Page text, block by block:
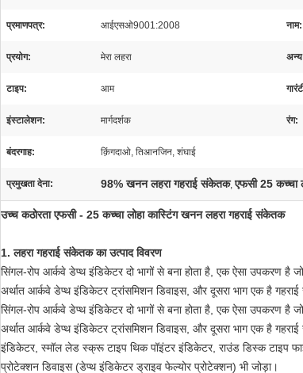
प्रमाणपत्र: आईएसओ9001:2008 नाम:
प्रयोग: मेरा लहरा अन्य
टाइप: आम
इंस्टालेशन: मार्गदर्शक रंग:
बंदरगाह: क़िंगदाओ, तिआनजिन, शंघाई
प्रमुखता देना: 98% खनन लहरा गहराई संकेतक,एफसी 25 कच्चा
उच्च कठोरता एफसी - 25 कच्चा लोहा कास्टिंग खनन लहरा गहराई संकेतक
1. लहरा गहराई संकेतक का उत्पाद विवरण
सिंगल-रोप आर्कवे डेप्थ इंडिकेटर दो भागों से बना होता है, एक ऐसा उपकरण
अर्थात आर्कवे डेप्थ इंडिकेटर ट्रांसमिशन डिवाइस, और दूसरा भाग एक है
सिंगल-रोप आर्कवे डेप्थ इंडिकेटर दो भागों से बना होता है, एक ऐसा उपकरण
अर्थात आर्कवे डेप्थ इंडिकेटर ट्रांसमिशन डिवाइस, और दूसरा भाग एक है
इंडिकेटर, स्मॉल लेड स्क्रू टाइप थिक पॉइंटर इंडिकेटर, राउंड डिस्क
प्रोटेक्शन डिवाइस (डेप्थ इंडिकेटर ड्राइव फेल्योर प्रोटेक्शन) भी जोड़ा।